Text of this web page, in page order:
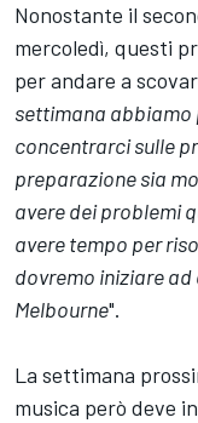
Nonostante il
mercoledì, questi
per andare a
settimana
concentrarci sulle
preparazione sia
avere dei problemi
avere tempo per
dovremo iniziare
Melbourne".
La settimana
musica però deve